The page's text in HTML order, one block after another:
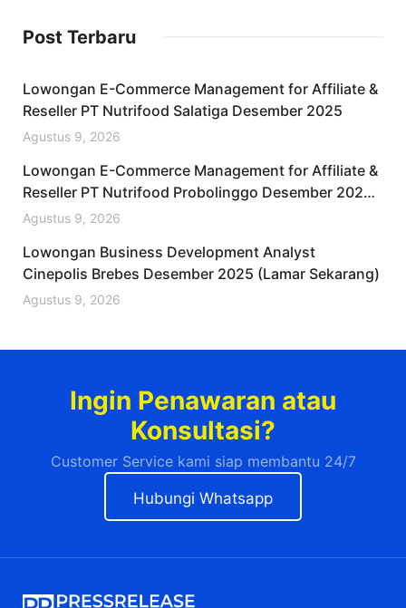
Post Terbaru
Lowongan E-Commerce Management for Affiliate &
Reseller PT Nutrifood Salatiga Desember 2025
Agustus 9, 2026
Lowongan E-Commerce Management for Affiliate &
Reseller PT Nutrifood Probolinggo Desember 2025
(Apply Now)
Agustus 9, 2026
Lowongan Business Development Analyst
Cinepolis Brebes Desember 2025 (Lamar Sekarang)
Agustus 9, 2026
Ingin Penawaran atau
Konsultasi?
Customer Service kami siap membantu 24/7
Hubungi Whatsapp